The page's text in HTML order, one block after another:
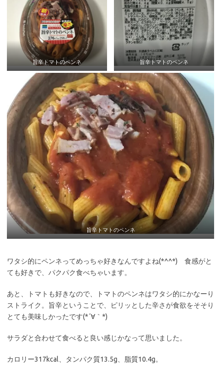
旨辛トマトのペンネ 旨辛トマトのペンネ
旨辛トマトのペンネ
ワタシ的にペンネってめっちゃ好きなんですよね(*^^*) 食感がと
ても好きで、パクパク食べちゃいます。
あと、トマトも好きなので、トマトのペンネはワタシ的にかなーり
ストライク。旨辛ということで、ピリッとした辛さが食欲をそそり
とても美味しかったです(*´∀｀*)
サラダと合わせて食べると良い感じかなって思いました。
カロリー317kcal、タンパク質13.5g、脂質10.4g。